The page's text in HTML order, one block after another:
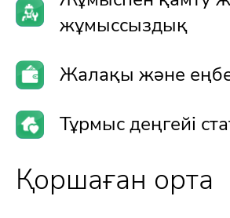
жұмыссыздық
Жалақы және
Тұрмыс деңгейі
Қоршаған орта